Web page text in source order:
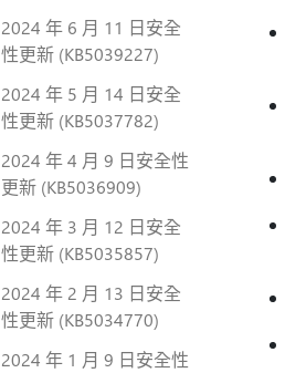
2024 年 6 月 11 日安全
性更新 (KB5039227)
2024 年 5 月 14 日安全
性更新 (KB5037782)
2024 年 4 月 9 日安全性
更新 (KB5036909)
2024 年 3 月 12 日安全
性更新 (KB5035857)
2024 年 2 月 13 日安全
性更新 (KB5034770)
2024 年 1 月 9 日安全性